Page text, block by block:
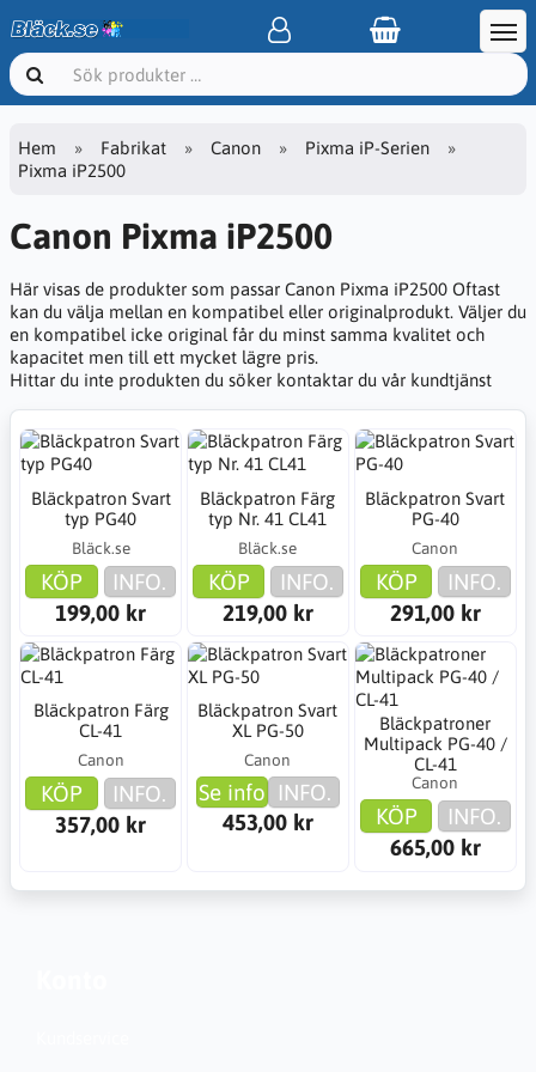
Hem Fabrikat Canon
Pixma iP-Serien
Pixma iP2500
Canon Pixma iP2500
Här visas de produkter som passar Canon Pixma iP2500 Oftast
kan du välja mellan en kompatibel eller originalprodukt. Väljer du
en kompatibel icke original får du minst samma kvalitet och
kapacitet men till ett mycket lägre pris.
Hittar du inte produkten du söker kontaktar du vår kundtjänst
Bläckpatron Svart
typ PG40
Bläck.se
KÖP
INFO.
199,00 kr
Bläckpatron Färg
typ Nr. 41 CL41
Bläck.se
KÖP
INFO.
219,00 kr
Bläckpatron Svart
PG-40
Canon
KÖP
INFO.
291,00 kr
Bläckpatron Färg
CL-41
Canon
KÖP
INFO.
357,00 kr
Bläckpatron Svart
XL PG-50
Canon
Se info INFO.
453,00 kr
Bläckpatroner
Multipack PG-40 /
CL-41
Canon
KÖP
INFO.
665,00 kr